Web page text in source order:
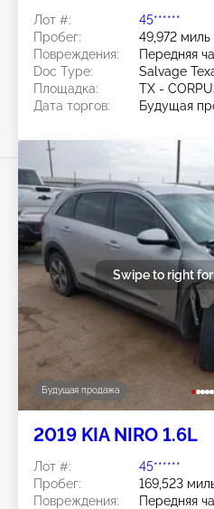
Лот #:
45******
Пробег:
49,972 миль
Повреждения:
Передняя
Doc Type:
Salvage
Площадка:
TX -
Дата торгов:
Будущая
Будущая продажа
Swipe to right
2019 KIA NIRO 1.6L
Лот #:
45******
Пробег:
169,523
Повреждения:
Передняя